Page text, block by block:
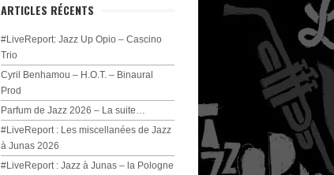
ARTICLES RÉCENTS
#LiveReport: Jazz Up Opio – Cascino
Trio
Cyril Benhamou – H.O.T. – Binaural
Prod
Parfum de Jazz 2026 – La suite…
#LiveReport : Les miscellanées de Jazz
à Junas 2026
#LiveReport : Jazz à Junas – la Pologne